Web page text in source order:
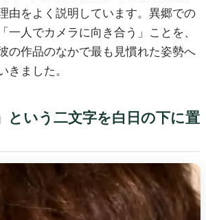
由をよく説明しています。異郷での
一人でカメラに向き合う」ことを、
の作品のなかで最も見慣れた姿勢へ
きました。
という二文字を白日の下に置